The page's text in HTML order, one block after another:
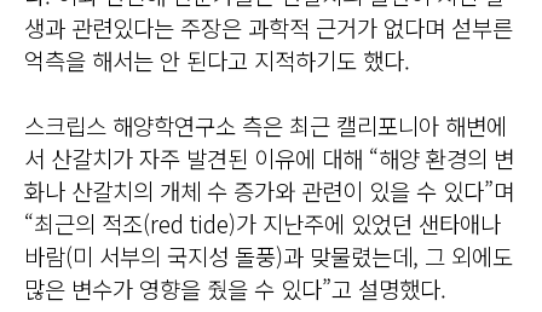
생과 관련있다는 주장은 과학적 근거가 없다며 섣부른
억측을 해서는 안 된다고 지적하기도 했다.
스크립스 해양학연구소 측은 최근 캘리포니아 해변에
서 산갈치가 자주 발견된 이유에 대해 “해양 환경의 변
화나 산갈치의 개체 수 증가와 관련이 있을 수 있다”며
“최근의 적조(red tide)가 지난주에 있었던 샌타애나
바람(미 서부의 국지성 돌풍)과 맞물렸는데, 그 외에도
많은 변수가 영향을 줬을 수 있다”고 설명했다.